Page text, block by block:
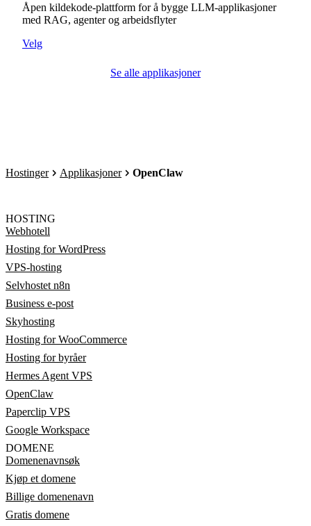
Åpen kildekode-plattform for å bygge LLM-applikasjoner
med RAG, agenter og arbeidsflyter
Velg
Se alle applikasjoner
Hostinger Applikasjoner OpenClaw
HOSTING
Webhotell
Hosting for WordPress
VPS-hosting
Selvhostet n8n
Business e-post
Skyhosting
Hosting for WooCommerce
Hosting for byråer
Hermes Agent VPS
OpenClaw
Paperclip VPS
Google Workspace
DOMENE
Domenenavnsøk
Kjøp et domene
Billige domenenavn
Gratis domene